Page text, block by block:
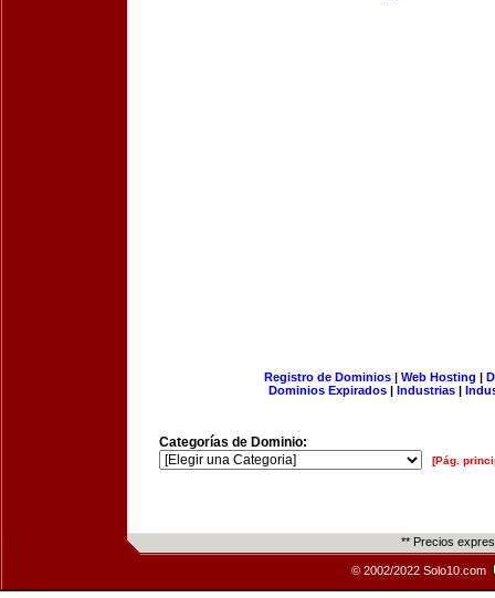
Registro de Dominios| Web Hosting |
Dominios Expirados | Industrias |
Categorías de Dominio:
[Pág.
** Precios
© 2002/2022 Solo10.com